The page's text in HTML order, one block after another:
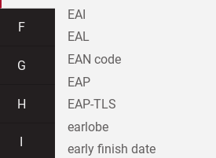
F
G
H
EAI
EAL
EAN code
EAP
EAP-TLS
earlobe
early finish date